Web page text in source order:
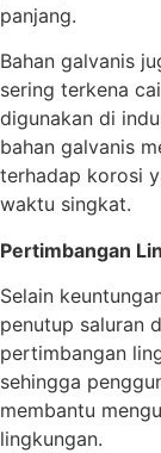
panjang.
Bahan galvanis
sering terkena
digunakan di
bahan galvanis
terhadap korosi
waktu singkat.
Pertimbangan
Selain
penutup saluran
pertimbangan
sehingga
membantu
lingkungan.